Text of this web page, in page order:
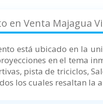
en Venta Majagua
está ubicado en la
en el tema
pista de triciclos,
los cuales resaltan la